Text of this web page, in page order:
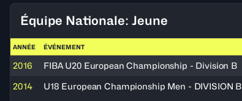
Équipe Nationale: Jeune
ANNÉE ÉVÉNEMENT
2016 FIBA U20 European Championship - Division B
2014
U18 European Championship Men - DIVISION B